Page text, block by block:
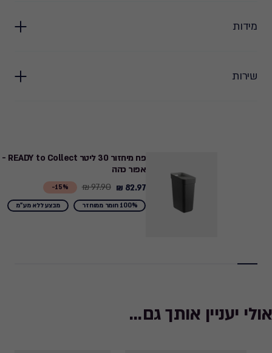
מידות
שירות
פח מיחזור 30 ליטר READY to Collect -
אפור כהה
15%-
Price
from
82.97 ₪
97.90 ₪
100% חומר ממוחזר מבצע ללא מע"מ
אולי יעניין אותך גם...